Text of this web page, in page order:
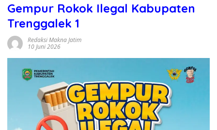
Gempur Rokok Ilegal Kabupaten
Trenggalek 1
Redaksi Makna Jatim
10 Juni 2026